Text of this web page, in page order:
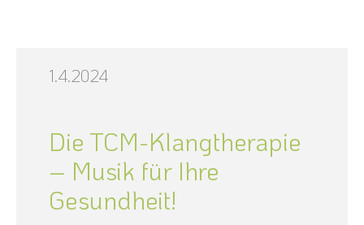
1.4.2024
Die TCM-Klangtherapie
– Musik für Ihre
Gesundheit!